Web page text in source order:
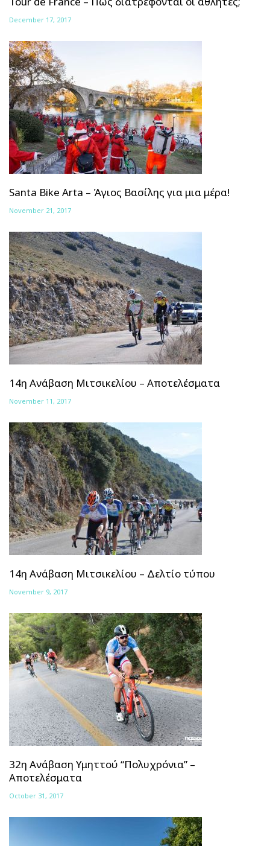
December 17, 2017
Santa Bike Arta – Άγιος Βασίλης για μια μέρα!
November 21, 2017
14η Ανάβαση Μιτσικελίου – Αποτελέσματα
November 11, 2017
14η Ανάβαση Μιτσικελίου – Δελτίο τύπου
November 9, 2017
32η Ανάβαση Υμηττού “Πολυχρόνια” –
Αποτελέσματα
October 31, 2017